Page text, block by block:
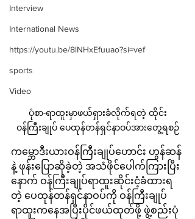
Interview
International News
https://youtu.be/8lNHxEfuuao?si=vef
sports
Video
ပုံစာ-ရာထူးမှာဖယ်ရှားခံလိုက်ရတဲ့ ထိုင်း
ဝန်ကြီးချုပ် ပေထုန်တန်ရှင်နာဝပ်အားတွေ့ရစဉ်
ကမ္ဘောဒီးယားဝန်ကြီးချုပ်ဟောင်း ဟွန်ဆန်
နဲ့ ဖုန်းပြောဆိုခဲ့တဲ့ အသံဖိုင်ပေါက်ကြားပြီး
နောက် ဝန်ကြီးချုပ်ရာထူးဆိုင်းငံ့ခံထားရ
တဲ့ ပေထုန်တန်ရှင်နာဝပ်ကို ဝန်ကြီးချုပ်
ရာထူးကနေအပြီးပိုင်ဖယ်ထုတ်ဖို့ ဖွဲ့စည်းပုံ